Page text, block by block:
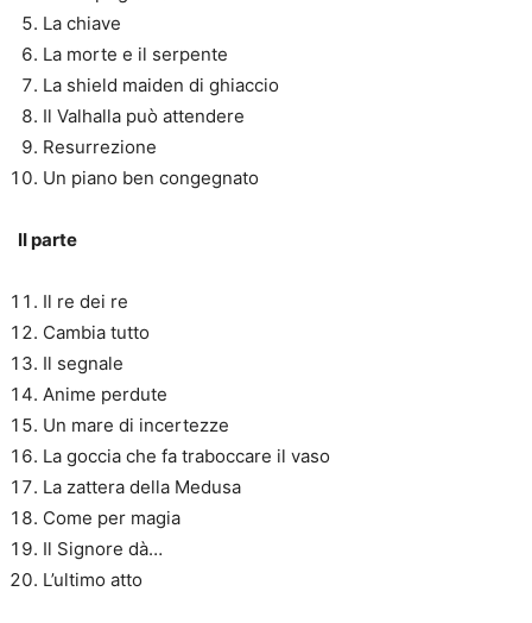
La chiave
La morte e il serpente
La shield maiden di ghiaccio
Il Valhalla può attendere
Resurrezione
Un piano ben congegnato
II parte
Il re dei re
Cambia tutto
Il segnale
Anime perdute
Un mare di incertezze
La goccia che fa traboccare il vaso
La zattera della Medusa
Come per magia
Il Signore dà…
L’ultimo atto